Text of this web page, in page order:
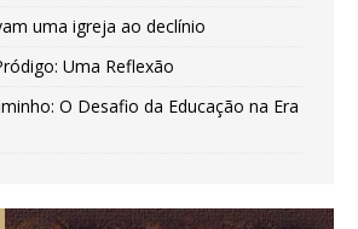
uma igreja ao declínio
Uma Reflexão
O Desafio da Educação na Era